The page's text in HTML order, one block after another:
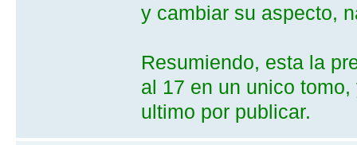
y cambiar su aspecto,
Resumiendo, esta la
al 17 en un unico
ultimo por publicar.